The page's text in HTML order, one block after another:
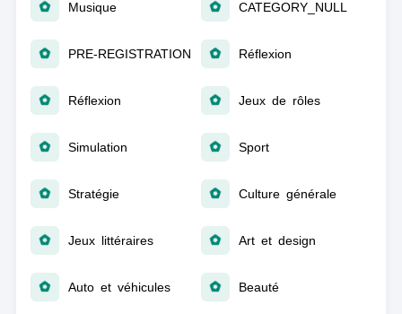
Musique CATEGORY_NULL
PRE-REGISTRATION Réflexion
Réflexion Jeux de rôles
Simulation Sport
Stratégie Culture générale
Jeux littéraires Art et design
Auto et véhicules Beauté